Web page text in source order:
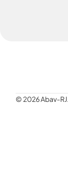
© 2026 Abav-